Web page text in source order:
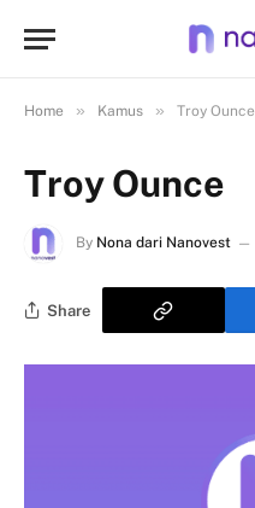
Home » Kamus » Troy Ounce
Troy Ounce
By Nona dari Nanovest
Share